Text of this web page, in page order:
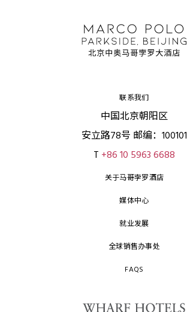
联系我们
中国北京朝阳区
安立路78号 邮编：100101
T +86 10 5963 6688
关于马哥孛罗酒店
媒体中心
就业发展
全球销售办事处
FAQS